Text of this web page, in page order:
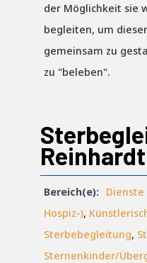
der Möglichkeit sie
begleiten, um
gemeinsam zu
zu "beleben".
Reinhardt
Bereich(e):
Hospiz-),
Sterbebegleitung,
Sternenkinder/